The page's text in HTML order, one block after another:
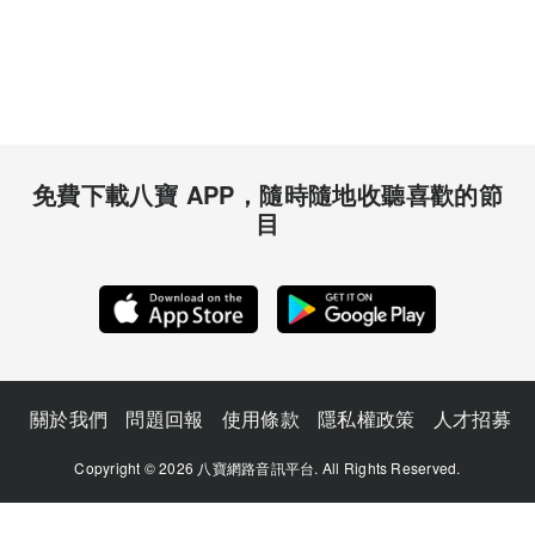
免費下載八寶 APP，隨時隨地收聽喜歡的節
目
關於我們 問題回報 使用條款 隱私權政策 人才招募
Copyright © 2026 八寶網路音訊平台. All Rights Reserved.